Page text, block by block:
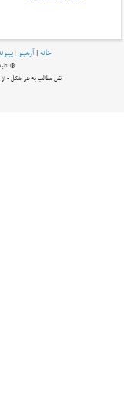
خانه|آرشیو |
©
نقل مطالب به هر شکل -